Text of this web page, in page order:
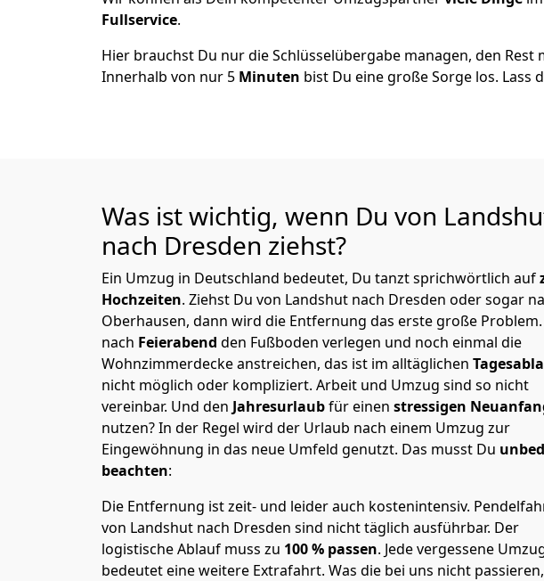
Fullservice.
Hier brauchst Du nur die Schlüsselübergabe managen, den
Innerhalb von nur 5 Minuten bist Du eine große Sorge los. Lass
Was ist wichtig, wenn Du von
nach Dresden ziehst?
Ein Umzug in Deutschland bedeutet, Du tanzt sprichwörtlich auf
Hochzeiten. Ziehst Du von Landshut nach Dresden oder sogar
Oberhausen, dann wird die Entfernung das erste große Problem.
nach Feierabend den Fußboden verlegen und noch einmal die
Wohnzimmerdecke anstreichen, das ist im alltäglichen
nicht möglich oder kompliziert. Arbeit und Umzug sind so nicht
vereinbar. Und den Jahresurlaubfür einen stressigen
nutzen? In der Regel wird der Urlaub nach einem Umzug zur
Eingewöhnung in das neue Umfeld genutzt. Das musst Du
beachten:
Die Entfernung ist zeit- und leider auch kostenintensiv.
von Landshut nach Dresden sind nicht täglich ausführbar. Der
logistische Ablauf muss zu 100 % passen. Jede vergessene
bedeutet eine weitere Extrafahrt. Was die bei uns nicht